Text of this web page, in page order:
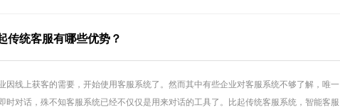
传统客服有哪些优势？
因线上获客的需要，开始使用客服系统了。然而其中有些企业对客服系统不够了解，唯一
时对话，殊不知客服系统已经不仅仅是用来对话的工具了。比起传统客服系统，智能客服